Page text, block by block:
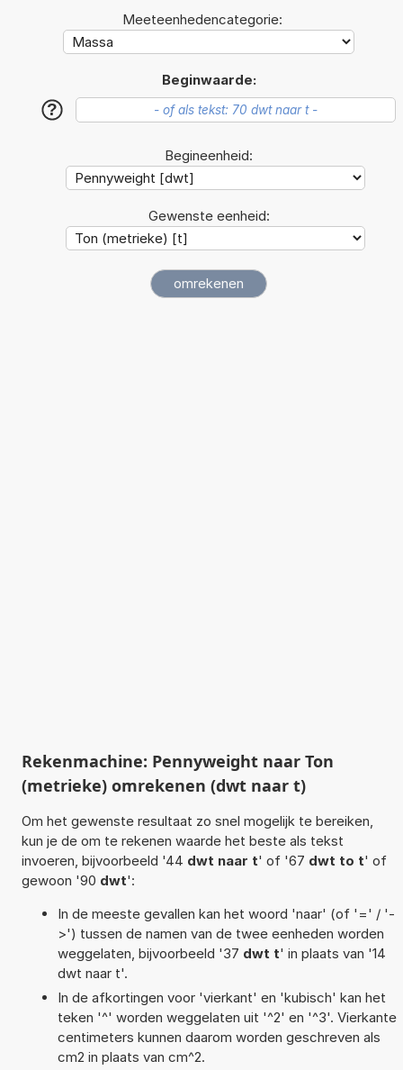
Meeteenhedencategorie:
Beginwaarde:
?
Begineenheid:
Gewenste eenheid:
Rekenmachine: Pennyweight naar Ton
(metrieke) omrekenen (dwt naar t)
Om het gewenste resultaat zo snel mogelijk te bereiken,
kun je de om te rekenen waarde het beste als tekst
invoeren, bijvoorbeeld '44 dwt naar t' of '67 dwt to t' of
gewoon '90 dwt':
In de meeste gevallen kan het woord 'naar' (of '=' / '-
>') tussen de namen van de twee eenheden worden
weggelaten, bijvoorbeeld '37 dwt t' in plaats van '14
dwt naar t'.
In de afkortingen voor 'vierkant' en 'kubisch' kan het
teken '^' worden weggelaten uit '^2' en '^3'. Vierkante
centimeters kunnen daarom worden geschreven als
cm2 in plaats van cm^2.